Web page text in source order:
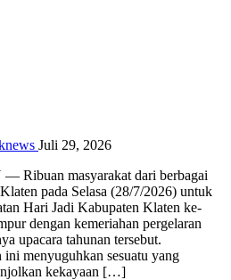
Juli 29, 2026
Ribuan masyarakat dari berbagai
pada Selasa (28/7/2026) untuk
Hari Jadi Kabupaten Klaten ke-
dengan kemeriahan pergelaran
upacara tahunan tersebut.
menyuguhkan sesuatu yang
kekayaan […]